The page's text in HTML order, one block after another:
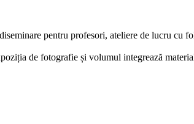
pentru profesori, ateliere de lucru cu
de fotografie și volumul integrează